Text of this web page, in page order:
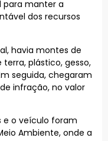
para manter a
dos recursos
havia montes de
plástico, gesso,
seguida, chegaram
infração, no valor
e o veículo foram
Ambiente, onde a